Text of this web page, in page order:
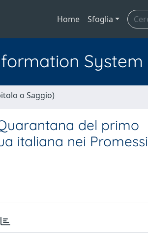
Home Sfoglia
System
o Saggio)
del primo
italiana nei Promessi